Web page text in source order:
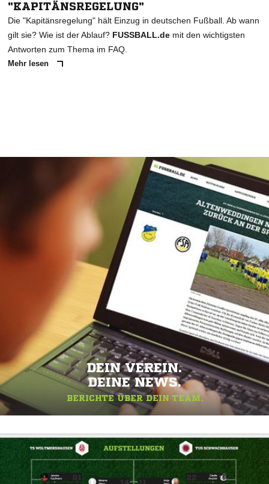
"KAPITÄNSREGELUNG"
Die "Kapitänsregelung" hält Einzug in deutschen Fußball. Ab wann
gilt sie? Wie ist der Ablauf? FUSSBALL.de mit den wichtigsten
Antworten zum Thema im FAQ.
Mehr lesen
DEIN VEREIN.
DEINE NEWS.
BERICHTE ÜBER DEIN TEAM.